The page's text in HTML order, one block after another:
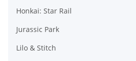
Honkai: Star Rail
Jurassic Park
Lilo & Stitch